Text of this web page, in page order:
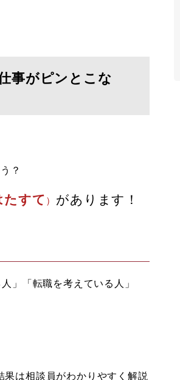
事がピンとこな
？
たすて） があります！
」「転職を考えている人」
は相談員がわかりやすく解説